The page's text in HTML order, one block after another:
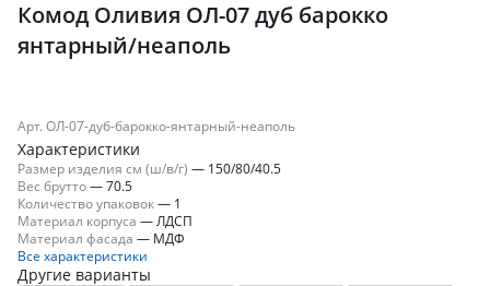
Комод Оливия ОЛ-07 дуб барокко
янтарный/неаполь
Арт. ОЛ-07-дуб-барокко-янтарный-неаполь
Характеристики
Размер изделия см (ш/в/г) — 150/80/40.5
Вес брутто—70.5
Количество упаковок— 1
Материал корпуса — ЛДСП
Материал фасада — МДФ
Все характеристики
Другие варианты